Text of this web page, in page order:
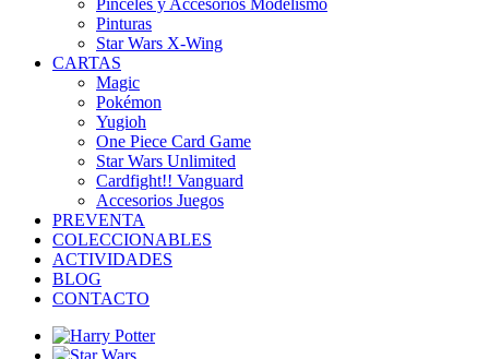
Pinturas
Star Wars X-Wing
CARTAS
Magic
Pokémon
Yugioh
One Piece Card Game
Star Wars Unlimited
Cardfight!! Vanguard
Accesorios Juegos
PREVENTA
COLECCIONABLES
ACTIVIDADES
BLOG
CONTACTO